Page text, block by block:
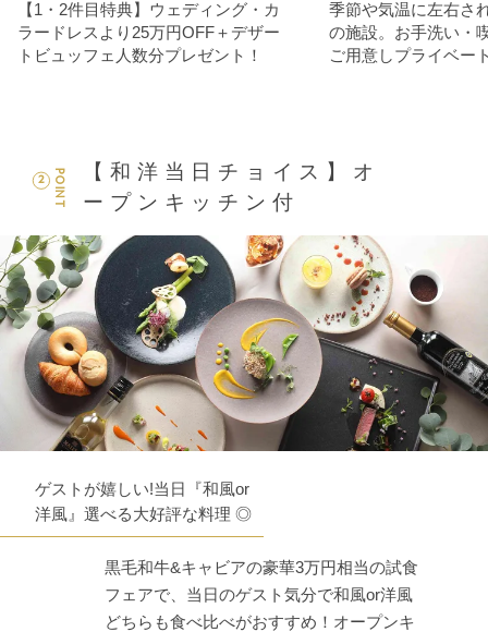
【1・2件目特典】ウェディング・カ
ラードレスより25万円OFF＋デザー
トビュッフェ人数分プレゼント！
季節や気温に左右さ
の施設。お手洗い・
ご用意しプライベー
POINT
2
【和洋当日チョイス】オ
ープンキッチン付
ゲストが嬉しい!当日『和風or
洋風』選べる大好評な料理 ◎
黒毛和牛&キャビアの豪華3万円相当の試食
フェアで、当日のゲスト気分で和風or洋風
どちらも食べ比べがおすすめ！オープンキ